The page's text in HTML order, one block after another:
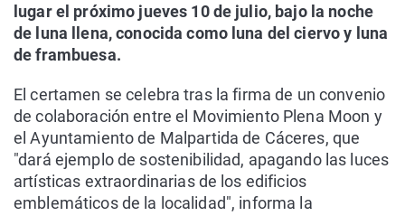
lugar el próximo jueves 10 de julio, bajo la noche
de luna llena, conocida como luna del ciervo y luna
de frambuesa.
El certamen se celebra tras la firma de un convenio
de colaboración entre el Movimiento Plena Moon y
el Ayuntamiento de Malpartida de Cáceres, que
"dará ejemplo de sostenibilidad, apagando las luces
artísticas extraordinarias de los edificios
emblemáticos de la localidad", informa la